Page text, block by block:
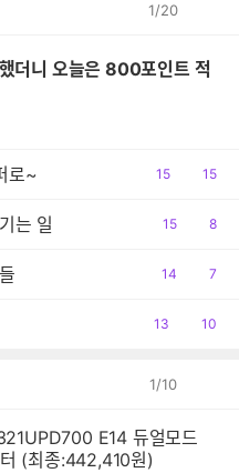
1/20
더니 오늘은 800포인트 적
로~
공
15
댓
15
는 일
공
15
댓
8
공
14
댓
7
공
13
댓
10
1/10
E14 듀얼모드
(최종:442,410원)